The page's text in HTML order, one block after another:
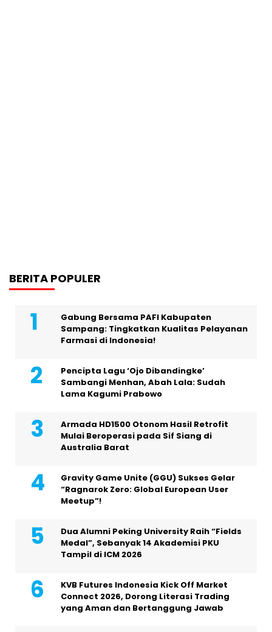
BERITA POPULER
Gabung Bersama PAFI Kabupaten
Sampang: Tingkatkan Kualitas Pelayanan
Farmasi di Indonesia!
Pencipta Lagu ‘Ojo Dibandingke’
Sambangi Menhan, Abah Lala: Sudah
Lama Kagumi Prabowo
Armada HD1500 Otonom Hasil Retrofit
Mulai Beroperasi pada Sif Siang di
Australia Barat
Gravity Game Unite (GGU) Sukses Gelar
“Ragnarok Zero: Global European User
Meetup”!
Dua Alumni Peking University Raih “Fields
Medal”, Sebanyak 14 Akademisi PKU
Tampil di ICM 2026
KVB Futures Indonesia Kick Off Market
Connect 2026, Dorong Literasi Trading
yang Aman dan Bertanggung Jawab